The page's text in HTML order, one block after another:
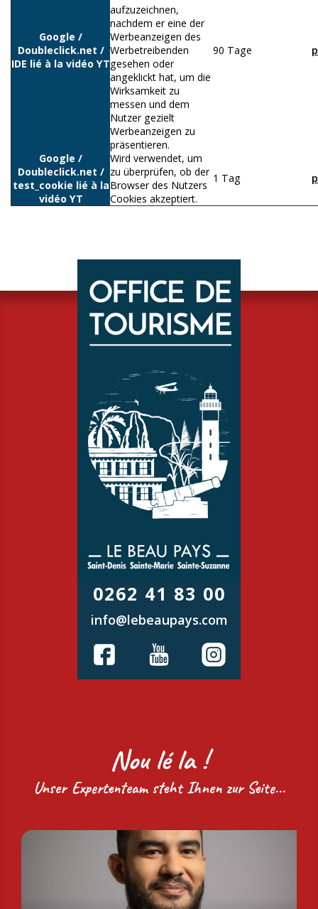
Google /
Doubleclick.net /
IDE lié à la vidéo YT
aufzuzeichnen,
nachdem er eine der
Werbeanzeigen des
Werbetreibenden
gesehen oder
angeklickt hat, um die
Wirksamkeit zu
messen und dem
Nutzer gezielt
Werbeanzeigen zu
präsentieren.
90 Tage
Google /
Doubleclick.net /
test_cookie lié à la
vidéo YT
Wird verwendet, um
zu überprüfen, ob der
Browser des Nutzers
Cookies akzeptiert.
1 Tag
0262 41 83 00
info@lebeaupays.com
Nou lé la !
Unser Expertenteam steht Ihnen zur Seite...